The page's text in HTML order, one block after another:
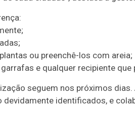
ou preenchê-los com areia;
e qualquer recipiente que
seguem nos próximos
devidamente identificados, e